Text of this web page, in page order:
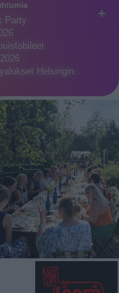
+
Party
Helsingin…